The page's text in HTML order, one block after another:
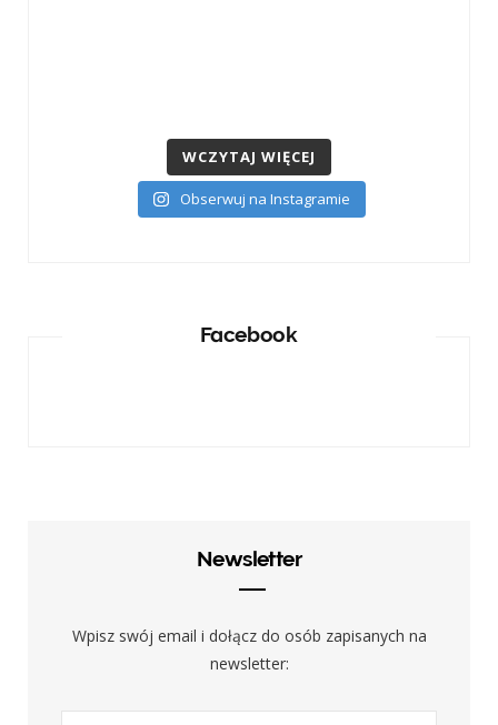
WCZYTAJ WIĘCEJ
Obserwuj na Instagramie
Facebook
Newsletter
Wpisz swój email i dołącz do osób zapisanych na
newsletter: